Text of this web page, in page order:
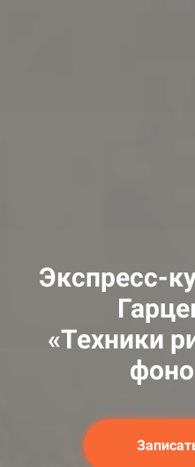
Экспресс-
«Техники